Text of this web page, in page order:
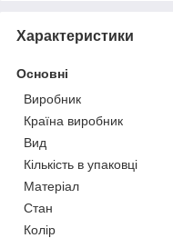
Характеристики
Основні
Виробник
Країна виробник
Вид
Кількість в упаковці
Матеріал
Стан
Колір